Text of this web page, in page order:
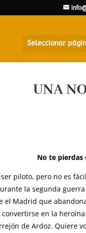
Seleccionar
UNA
No te pierdas
piloto, pero no es
la segunda
el Madrid que
en la
de Ardoz. Quiere